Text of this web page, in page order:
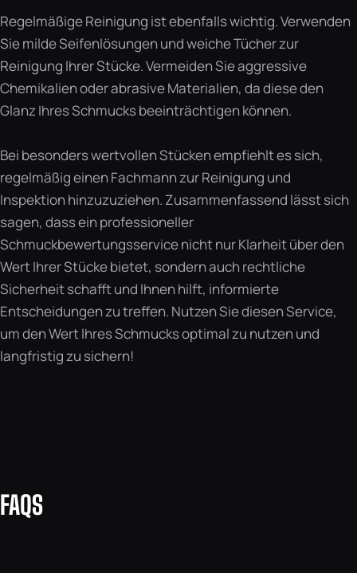
Regelmäßige Reinigung ist ebenfalls wichtig. Verwenden
Sie milde Seifenlösungen und weiche Tücher zur
Reinigung Ihrer Stücke. Vermeiden Sie aggressive
Chemikalien oder abrasive Materialien, da diese den
Glanz Ihres Schmucks beeinträchtigen können.
Bei besonders wertvollen Stücken empfiehlt es sich,
regelmäßig einen Fachmann zur Reinigung und
Inspektion hinzuzuziehen. Zusammenfassend lässt sich
sagen, dass ein professioneller
Schmuckbewertungsservice nicht nur Klarheit über den
Wert Ihrer Stücke bietet, sondern auch rechtliche
Sicherheit schafft und Ihnen hilft, informierte
Entscheidungen zu treffen. Nutzen Sie diesen Service,
um den Wert Ihres Schmucks optimal zu nutzen und
langfristig zu sichern!
FAQS